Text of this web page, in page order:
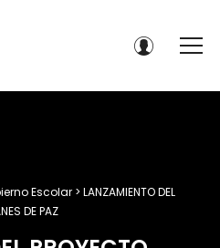
Escolar > LANZAMIENTO DEL
DE PAZ